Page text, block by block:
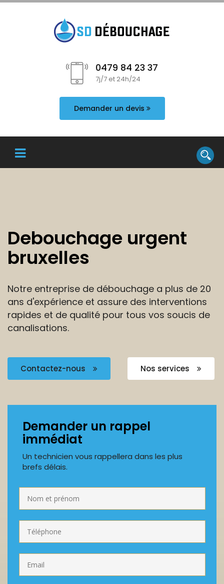
0479 84 23 37
7j/7 et 24h/24
Demander un devis
Debouchage urgent
bruxelles
Notre entreprise de débouchage a plus de 20
ans d'expérience et assure des interventions
rapides et de qualité pour tous vos soucis de
canalisations.
Contactez-nous Nos services
Demander un rappel
immédiat
Un technicien vous rappellera dans les plus
brefs délais.